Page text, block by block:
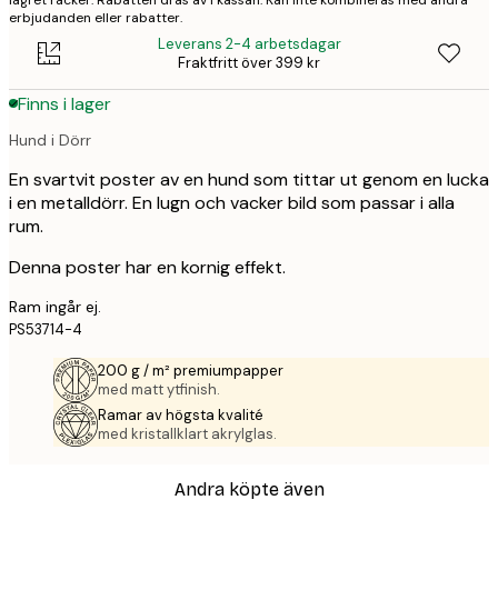
erbjudanden eller rabatter.
Leverans 2-4 arbetsdagar
Fraktfritt över 399 kr
Finns i lager
Hund i Dörr
En svartvit poster av en hund som tittar ut genom en lucka
i en metalldörr. En lugn och vacker bild som passar i alla
rum.
Denna poster har en kornig effekt.
Ram ingår ej.
PS53714-4
200 g / m² premiumpapper
med matt ytfinish.
Ramar av högsta kvalité
med kristallklart akrylglas.
Andra köpte även